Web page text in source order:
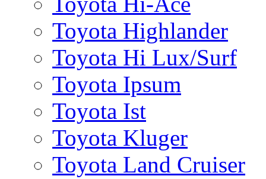
Toyota Highlander
Toyota Hi Lux/Surf
Toyota Ipsum
Toyota Ist
Toyota Kluger
Toyota Land Cruiser